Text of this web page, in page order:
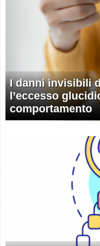
I danni invisibili
l’eccesso
comportamento